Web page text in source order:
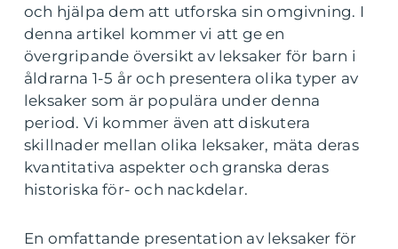
och hjälpa dem att utforska sin omgivning. I
denna artikel kommer vi att ge en
övergripande översikt av leksaker för barn i
åldrarna 1-5 år och presentera olika typer av
leksaker som är populära under denna
period. Vi kommer även att diskutera
skillnader mellan olika leksaker, mäta deras
kvantitativa aspekter och granska deras
historiska för- och nackdelar.
En omfattande presentation av leksaker för